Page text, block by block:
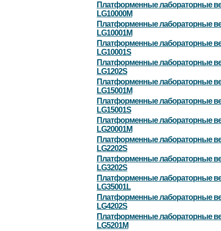
Платформенные лабораторные
LG10000M
Платформенные лабораторные
LG10001M
Платформенные лабораторные
LG10001S
Платформенные лабораторные
LG1202S
Платформенные лабораторные
LG15001M
Платформенные лабораторные
LG15001S
Платформенные лабораторные
LG20001M
Платформенные лабораторные
LG2202S
Платформенные лабораторные
LG3202S
Платформенные лабораторные
LG35001L
Платформенные лабораторные
LG4202S
Платформенные лабораторные
LG5201M